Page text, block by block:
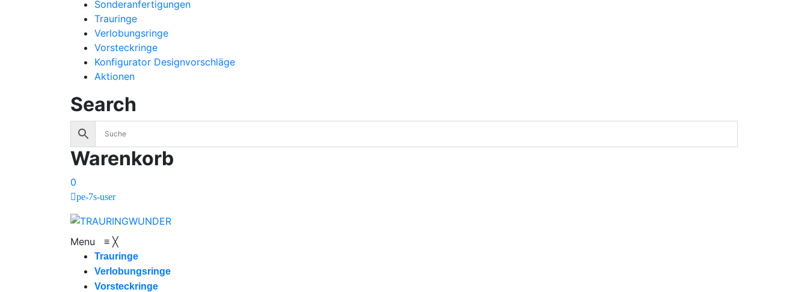
Sonderanfertigungen
Trauringe
Verlobungsringe
Vorsteckringe
Konfigurator Designvorschläge
Aktionen
Search
Warenkorb
0
pe-7s-user
Menu ≡ ╳
Trauringe
Verlobungsringe
Vorsteckringe